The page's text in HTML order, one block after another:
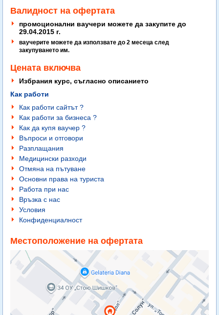
Валидност на офертата
промоционални ваучери можете да закупите до
29.04.2015 г.
​ваучерите можете да използвате до 2 месеца след
закупуването им.
Цената включва
Избрания курс, съгласно описанието
Как работи
Как работи сайтът ?
Как работи за бизнеса ?
Как да купя ваучер ?
Въпроси и отговори
Разплащания
Медицински разходи
Отмяна на пътуване
Основни права на туриста
Работа при нас
Връзка с нас
Условия
Конфиденциалност
Местоположение на офертата